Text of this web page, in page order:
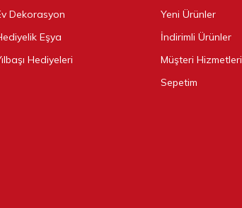
Dekorasyon
Eşya
Hediyeleri
Yeni Ürünler
İndirimli Ürünler
Müşteri Hizmetleri
Sepetim